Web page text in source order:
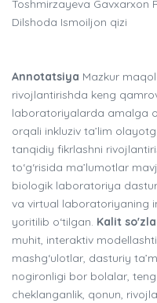
Toshmirzayeva Gavxarxon
Dilshoda Ismoiljon qizi
Annotatsiya Mazkur
rivojlantirishda keng
laboratoriyalarda amalga
orqali inkluziv ta’lim
tanqidiy fikrlashni
to‘g‘risida ma’lumotlar
biologik laboratoriya
va virtual laboratoriyaning
yoritilib o‘tilgan. Kalit
muhit, interaktiv
mashg‘ulotlar, dasturiy
nogironligi bor bolalar,
cheklanganlik, qonun,